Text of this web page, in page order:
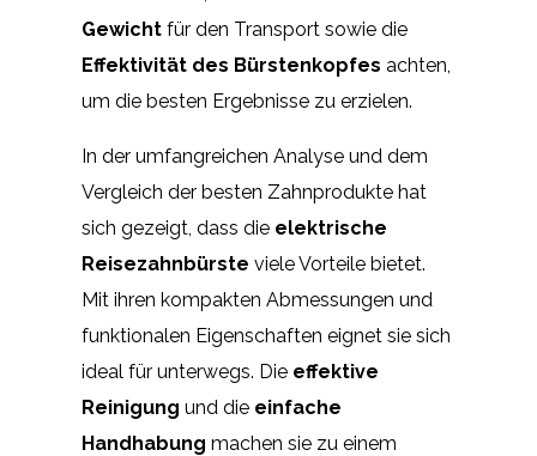
Gewicht für den Transport sowie die
Effektivität des Bürstenkopfes achten,
um die besten Ergebnisse zu erzielen.
In der umfangreichen Analyse und dem
Vergleich der besten Zahnprodukte hat
sich gezeigt, dass die elektrische
Reisezahnbürste viele Vorteile bietet.
Mit ihren kompakten Abmessungen und
funktionalen Eigenschaften eignet sie sich
ideal für unterwegs. Die effektive
Reinigung und die einfache
Handhabung machen sie zu einem